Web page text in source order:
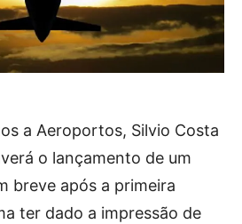
a Aeroportos, Silvio Costa
o lançamento de um
breve após a primeira
ter dado a impressão de